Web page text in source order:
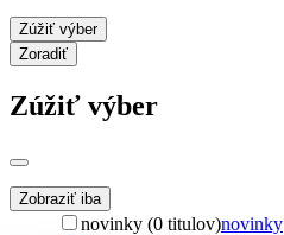
Zúžiť výber
Zoradiť
Zúžiť výber
Zobraziť iba
novinky (0 titulov)novinky